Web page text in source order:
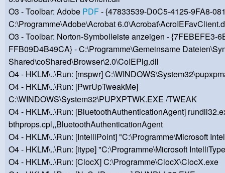
O3 - Toolbar: Adobe PDF- {47833539-D0C5-4125-9FA8-
C:\Programme\Adobe\Acrobat
O3 - Toolbar: Norton-Symbolleiste anzeigen - {7FEBEFE3-
FFB09D4B49CA} - C:\Programme\Gemeinsame
Shared\coShared\Browser\2.0\CoIEPlg.dll
O4 - HKLM\..\Run: [mspwr]
O4 - HKLM\..\Run: [PwrUpTweakMe]
C:\WINDOWS\System32\PUPXPTWK.EXE /TWEAK
O4 - HKLM\..\Run: [BluetoothAuthenticationAgent]
bthprops.cpl,,BluetoothAuthenticationAgent
O4 - HKLM\..\Run: [IntelliPoint] "C:\Programme\Microsoft
O4 - HKLM\..\Run: [itype] "C:\Programme\Microsoft
O4 - HKLM\..\Run: [ClocX] C:\Programme\ClocX\ClocX.exe